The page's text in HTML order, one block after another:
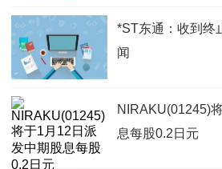
*ST东通：收到终
闻
NIRAKU(01245)
息每股0.2日元